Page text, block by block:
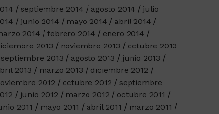
septiembre 2014 agosto 2014
julio
junio 2014 mayo 2014
abril 2014
2014
febrero 2014
enero 2014
2013
noviembre 2013
octubre 2013
septiembre 2013
agosto 2013
junio 2013
2013
marzo 2013
diciembre 2012
2012
octubre 2012
septiembre
junio 2012 marzo 2012
octubre 2011
2011
mayo 2011 abril 2011
marzo 2011